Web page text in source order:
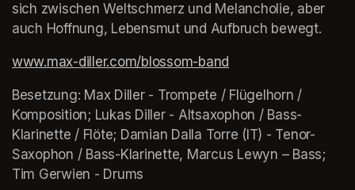
sich zwischen Weltschmerz und Melancholie, aber
auch Hoffnung, Lebensmut und Aufbruch bewegt.
www.max-diller.com/blossom-band
Besetzung: Max Diller - Trompete / Flügelhorn /
Komposition; Lukas Diller - Altsaxophon / Bass-
Klarinette / Flöte; Damian Dalla Torre (IT) - Tenor-
Saxophon / Bass-Klarinette, Marcus Lewyn – Bass;
Tim Gerwien - Drums